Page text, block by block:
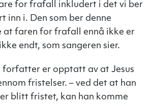
for frafall inkludert i det vi ber
inn i. Den som ber denne
at faren for frafall ennå ikke er
endt, som sangeren sier.
forfatter er opptatt av at Jesus
fristelser. – ved det at han
blitt fristet, kan han komme